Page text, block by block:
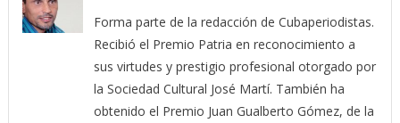
Forma parte de la redacción de Cubaperiodistas.
Recibió el Premio Patria en reconocimiento a
sus virtudes y prestigio profesional otorgado por
la Sociedad Cultural José Martí. También ha
obtenido el Premio Juan Gualberto Gómez, de la